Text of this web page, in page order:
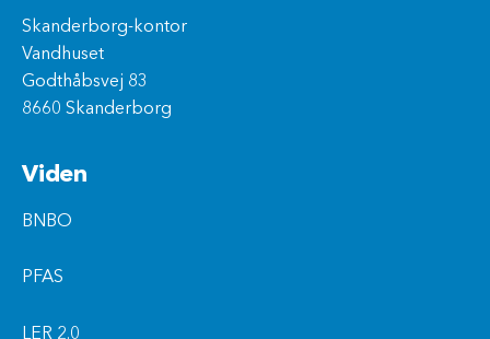
Skanderborg-kontor
Vandhuset
Godthåbsvej 83
8660 Skanderborg
Viden
BNBO
PFAS
LER 2.0